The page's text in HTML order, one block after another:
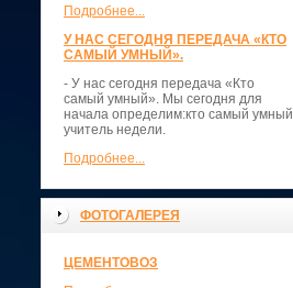
Подробнее...
У НАС СЕГОДНЯ ПЕРЕДАЧА «КТО
САМЫЙ УМНЫЙ».
- У нас сегодня передача «Кто
самый умный». Мы сегодня для
начала определим:кто самый умный
учитель недели.
Подробнее...
ФОТОГАЛЕРЕЯ
ЦЕМЕНТОВОЗ